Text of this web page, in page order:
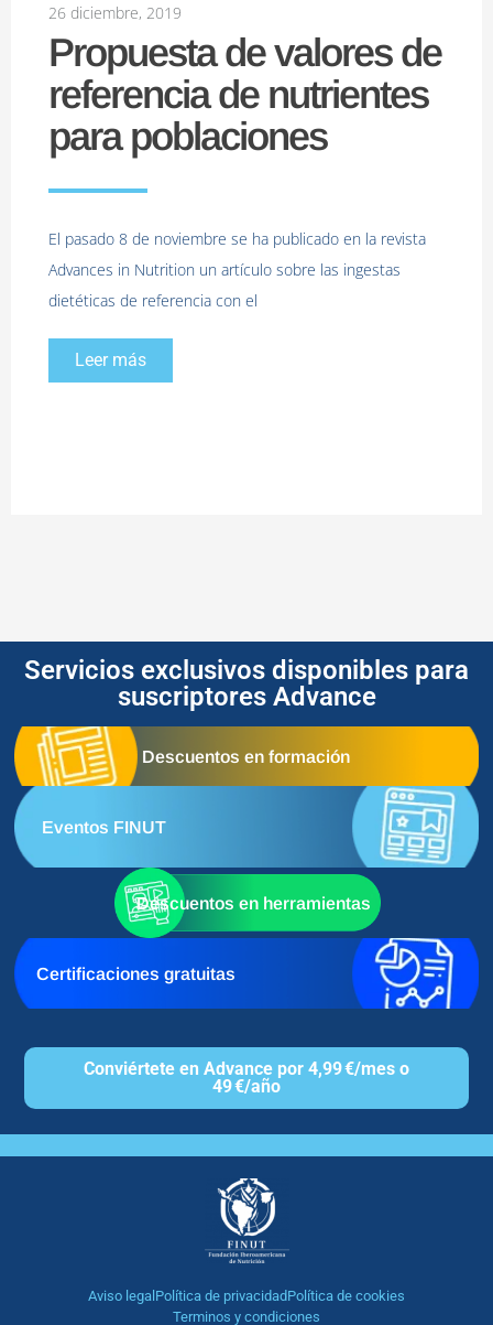
26 diciembre, 2019
Propuesta de valores de
referencia de nutrientes
para poblaciones
El pasado 8 de noviembre se ha publicado en la revista
Advances in Nutrition un artículo sobre las ingestas
dietéticas de referencia con el
Leer más
Servicios exclusivos disponibles para
suscriptores Advance
Descuentos en formación
Eventos FINUT
Descuentos en herramientas
Certificaciones gratuitas
Conviértete en Advance por 4,99 €/mes o
49 €/año
Aviso legal Política de privacidadPolítica de cookies
Terminos y condiciones